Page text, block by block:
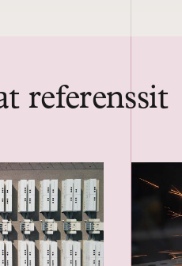
referenssit